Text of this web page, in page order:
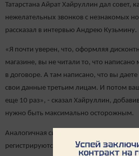
Татарстана Айрат Хайруллин дал совет,
нежелательных звонков с незнакомых
рассказал в интервью Андрею Кузьмину.
«Я почти уверен, что, оформляя
магазине, вы не читали то, что
в договоре. А там написано, что вы
свои данные третьим лицам. И потом
еще 10 раз», - сказал Хайруллин,
нужно быть максимально осторожным.
Аналогичная ситуация возникает, когда
регистрируются на сайтах, не читая